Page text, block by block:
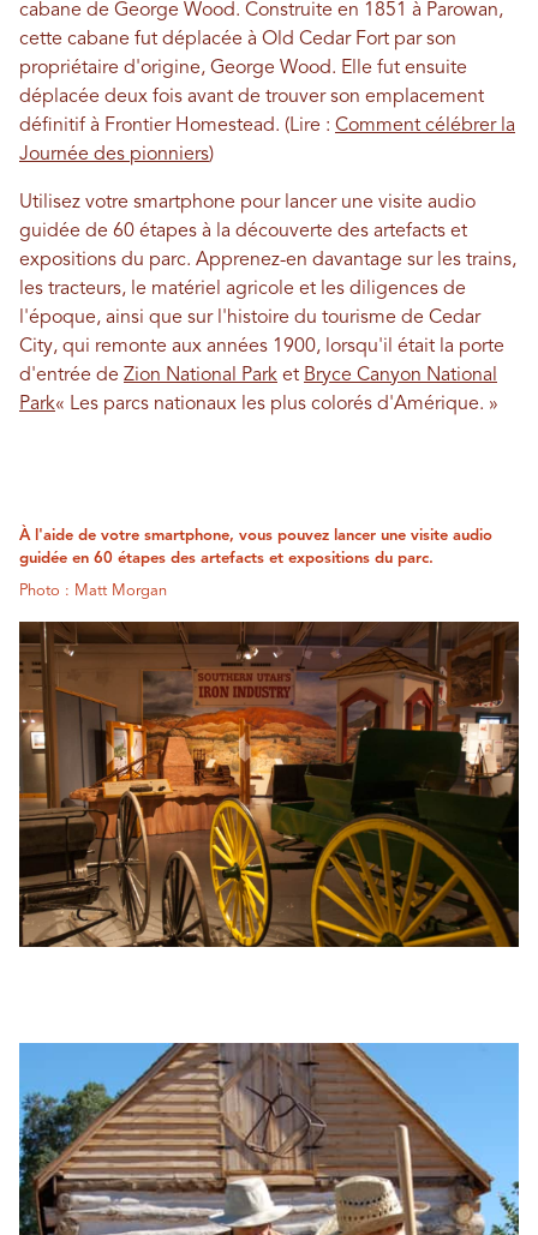
cabane de George Wood. Construite en 1851 à Parowan,
cette cabane fut déplacée à Old Cedar Fort par son
propriétaire d'origine, George Wood. Elle fut ensuite
déplacée deux fois avant de trouver son emplacement
définitif à Frontier Homestead. (Lire : Comment célébrer la
Journée des pionniers)
Utilisez votre smartphone pour lancer une visite audio
guidée de 60 étapes à la découverte des artefacts et
expositions du parc. Apprenez-en davantage sur les trains,
les tracteurs, le matériel agricole et les diligences de
l'époque, ainsi que sur l'histoire du tourisme de Cedar
City, qui remonte aux années 1900, lorsqu'il était la porte
d'entrée de Zion National Park et Bryce Canyon National
Park« Les parcs nationaux les plus colorés d'Amérique. »
À l'aide de votre smartphone, vous pouvez lancer une visite audio
guidée en 60 étapes des artefacts et expositions du parc.
Photo : Matt Morgan